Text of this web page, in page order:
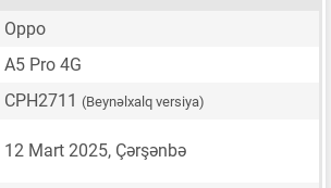
Oppo
A5 Pro 4G
CPH2711 (Beynəlxalq versiya)
12 Mart 2025, Çərşənbə